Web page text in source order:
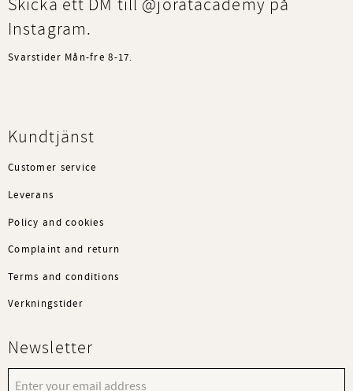
Skicka ett DM till @joratacademy på
Instagram.
Svarstider Mån-fre 8-17.
Kundtjänst
Customer service
Leverans
Policy and cookies
Complaint and return
Terms and conditions
Verkningstider
Newsletter